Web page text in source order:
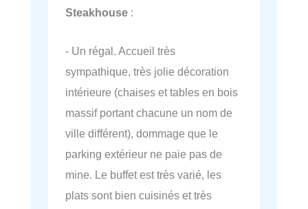
Steakhouse :
- Un régal. Accueil très
sympathique, très jolie décoration
intérieure (chaises et tables en bois
massif portant chacune un nom de
ville différent), dommage que le
parking extérieur ne paie pas de
mine. Le buffet est très varié, les
plats sont bien cuisinés et très